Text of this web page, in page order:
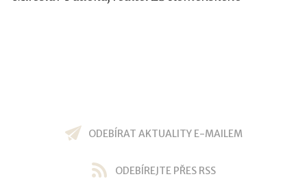
ODEBÍRAT AKTUALITY E-MAILEM
ODEBÍREJTE PŘES RSS